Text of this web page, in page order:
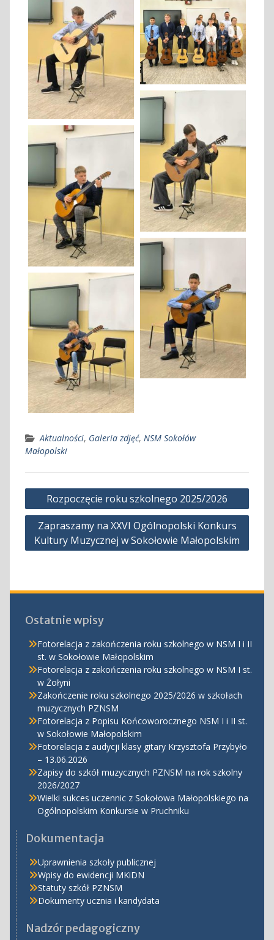
Aktualności, Galeria zdjęć, NSM Sokołów
Małopolski
Nawigacja
wpisu
Rozpoczęcie roku szkolnego 2025/2026
Zapraszamy na XXVI Ogólnopolski Konkurs
Kultury Muzycznej w Sokołowie Małopolskim
Ostatnie wpisy
Fotorelacja z zakończenia roku szkolnego w NSM I i II
st. w Sokołowie Małopolskim
Fotorelacja z zakończenia roku szkolnego w NSM I st.
w Żołyni
Zakończenie roku szkolnego 2025/2026 w szkołach
muzycznych PZNSM
Fotorelacja z Popisu Końcoworocznego NSM I i II st.
w Sokołowie Małopolskim
Fotorelacja z audycji klasy gitary Krzysztofa Przybyło
– 13.06.2026
Zapisy do szkół muzycznych PZNSM na rok szkolny
2026/2027
Wielki sukces uczennic z Sokołowa Małopolskiego na
Ogólnopolskim Konkursie w Pruchniku
Dokumentacja
Uprawnienia szkoły publicznej
Wpisy do ewidencji MKiDN
Statuty szkół PZNSM
Dokumenty ucznia i kandydata
Nadzór pedagogiczny